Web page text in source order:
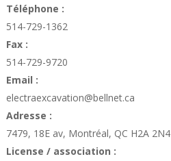
Téléphone :
514-729-1362
Fax :
514-729-9720
Email :
electraexcavation@bellnet.ca
Adresse :
7479, 18E av, Montréal, QC H2A 2N4
License / association :